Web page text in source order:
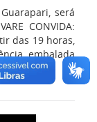
será
CONVIDA:
das 19 horas,
embalada